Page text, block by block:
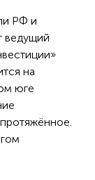
РФ и
ведущий
на
юге